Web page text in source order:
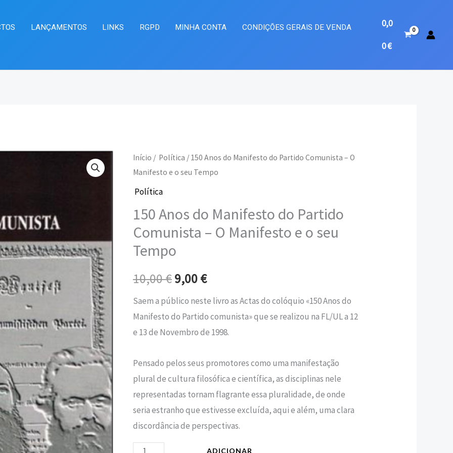
LANÇAMENTOS LINKS RGPD MINHA CONTA
CONDIÇÕES GERAIS DE VENDA
0,0
0€
Início / Política / 150 Anos do Manifesto do Partido Comunista – O
Manifesto e o seu Tempo
Política
150 Anos do Manifesto do Partido
Comunista – O Manifesto e o seu
Tempo
10,00€
O
original
era:
10,00 €.
9,00€
O
atual
é:
Saem a público neste livro as Actas do colóquio «150 Anos do
Manifesto do Partido comunista» que se realizou na FL/UL a 12
e 13 de Novembro de 1998.
Pensado pelos seus promotores como uma manifestação
plural de cultura filosófica e científica, as disciplinas nele
representadas tornam flagrante essa pluralidade, de onde
seria estranho que estivesse excluída, aqui e além, uma clara
discordância de perspectivas.
Quantidade
de
150
do
Manifesto
do
Comunista
-
O
Manifesto
o
seu
Tempo
ADICIONAR